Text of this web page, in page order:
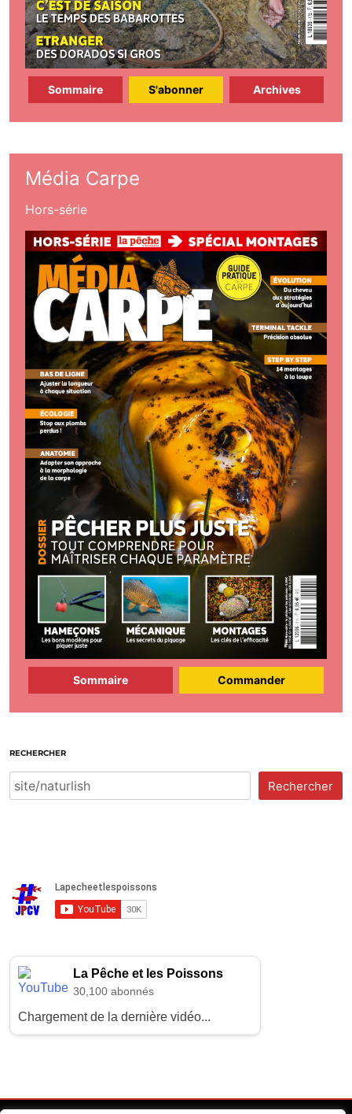
Sommaire S'abonner Archives
Média Carpe
Hors-série
Sommaire Commander
RECHERCHER
Rechercher
La Pêche et les Poissons
30,100 abonnés
Chargement de la dernière vidéo...